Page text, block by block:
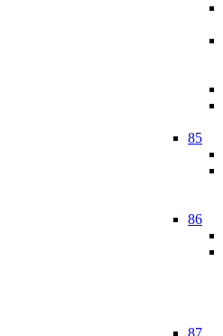
85
86
87